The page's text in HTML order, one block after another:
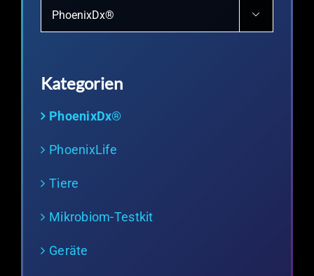

Kategorien
PhoenixDx®
PhoenixLife
Tiere
Mikrobiom-Testkit
Geräte